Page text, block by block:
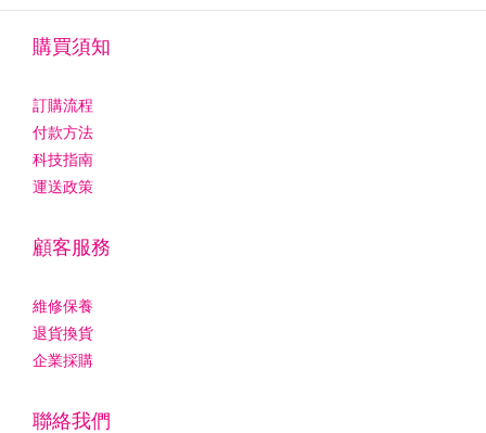
購買須知
訂購流程
付款方法
科技指南
運送政策
顧客服務
維修保養
退貨換貨
企業採購
聯絡我們